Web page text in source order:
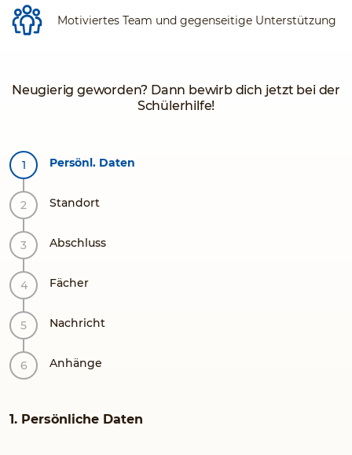
Motiviertes Team und gegenseitige Unterstützung
Neugierig geworden? Dann bewirb dich jetzt bei der
Schülerhilfe!
Persönl. Daten
Standort
Abschluss
Fächer
Nachricht
Anhänge
1. Persönliche Daten